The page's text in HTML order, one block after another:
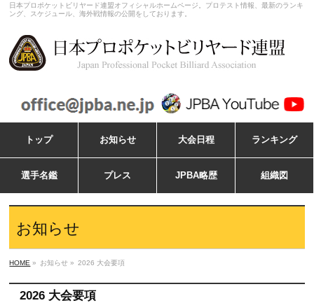
日本プロポケットビリヤード連盟オフィシャルホームページ。プロテスト情報、最新のランキ
ング、スケジュール、海外戦情報の公開をしております。
トップ お知らせ 大会日程 ランキング
選手名鑑 プレス JPBA略歴 組織図
お知らせ
HOME » お知らせ » 2026 大会要項
2026 大会要項